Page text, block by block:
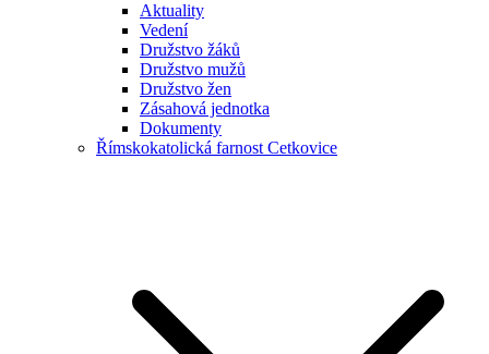
Aktuality
Vedení
Družstvo žáků
Družstvo mužů
Družstvo žen
Zásahová jednotka
Dokumenty
Římskokatolická farnost Cetkovice